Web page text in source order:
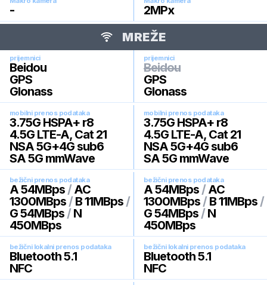
- 2MPx
MREŽE
prijemnici
Beidou
GPS
Glonass
prijemnici
Beidou
GPS
Glonass
mobilni prenos podataka
3.75G HSPA+ r8
4.5G LTE-A, Cat 21
NSA 5G+4G sub6
SA 5G mmWave
mobilni prenos podataka
3.75G HSPA+ r8
4.5G LTE-A, Cat 21
NSA 5G+4G sub6
SA 5G mmWave
bežični prenos podataka
A 54MBps / AC
1300MBps / B 11MBps /
G 54MBps / N
450MBps
bežični prenos podataka
A 54MBps / AC
1300MBps / B 11MBps /
G 54MBps / N
450MBps
bežični lokalni prenos podataka
Bluetooth 5.1
NFC
bežični lokalni prenos podataka
Bluetooth 5.1
NFC